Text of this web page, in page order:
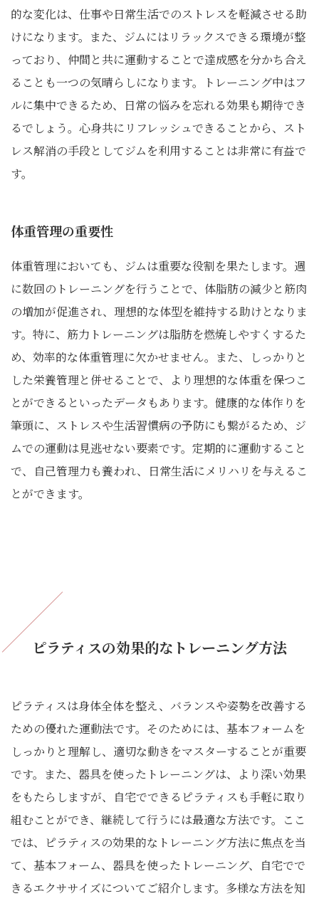
的な変化は、仕事や日常生活でのストレスを軽減させる助
けになります。また、ジムにはリラックスできる環境が整
っており、仲間と共に運動することで達成感を分かち合え
ることも一つの気晴らしになります。トレーニング中はフ
ルに集中できるため、日常の悩みを忘れる効果も期待でき
るでしょう。心身共にリフレッシュできることから、スト
レス解消の手段としてジムを利用することは非常に有益で
す。
体重管理の重要性
体重管理においても、ジムは重要な役割を果たします。週
に数回のトレーニングを行うことで、体脂肪の減少と筋肉
の増加が促進され、理想的な体型を維持する助けとなりま
す。特に、筋力トレーニングは脂肪を燃焼しやすくするた
め、効率的な体重管理に欠かせません。また、しっかりと
した栄養管理と併せることで、より理想的な体重を保つこ
とができるといったデータもあります。健康的な体作りを
筆頭に、ストレスや生活習慣病の予防にも繋がるため、ジ
ムでの運動は見逃せない要素です。定期的に運動すること
で、自己管理力も養われ、日常生活にメリハリを与えるこ
とができます。
ピラティスの効果的なトレーニング方法
ピラティスは身体全体を整え、バランスや姿勢を改善する
ための優れた運動法です。そのためには、基本フォームを
しっかりと理解し、適切な動きをマスターすることが重要
です。また、器具を使ったトレーニングは、より深い効果
をもたらしますが、自宅でできるピラティスも手軽に取り
組むことができ、継続して行うには最適な方法です。ここ
では、ピラティスの効果的なトレーニング方法に焦点を当
て、基本フォーム、器具を使ったトレーニング、自宅でで
きるエクササイズについてご紹介します。多様な方法を知